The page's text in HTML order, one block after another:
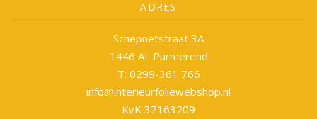
ADRES
Schepnetstraat 3A
1446 AL Purmerend
T: 0299-361 766
info@interieurfoliewebshop.nl
KvK 37163209